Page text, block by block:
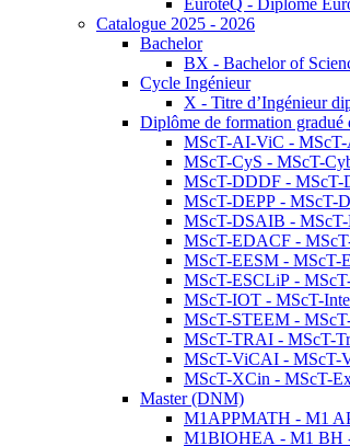
EuroteQ - Diplôme
Catalogue 2025 - 2026
Bachelor
BX - Bachelor of
Cycle Ingénieur
X - Titre d’Ingénieur
Diplôme de formation
MScT-AI-ViC - MScT-
MScT-CyS - MScT-
MScT-DDDF - MScT-
MScT-DEPP - MScT-
MScT-DSAIB - MScT-
MScT-EDACF -
MScT-EESM - MScT-
MScT-ESCLiP -
MScT-IOT - MScT-
MScT-STEEM -
MScT-TRAI - MScT-
MScT-ViCAI - MScT-
MScT-XCin - MScT-
Master (DNM)
M1APPMATH - M1
M1BIOHEA - M1 BH